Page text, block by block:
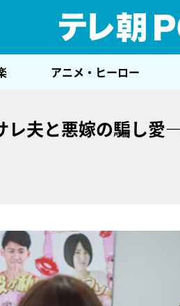
アニメ・ヒーロー
夫と悪嫁の騙し愛